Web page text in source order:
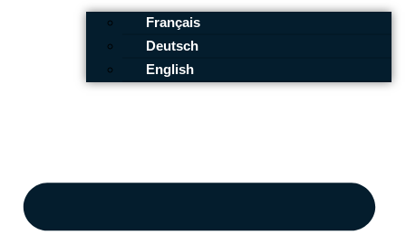
Français
Deutsch
English